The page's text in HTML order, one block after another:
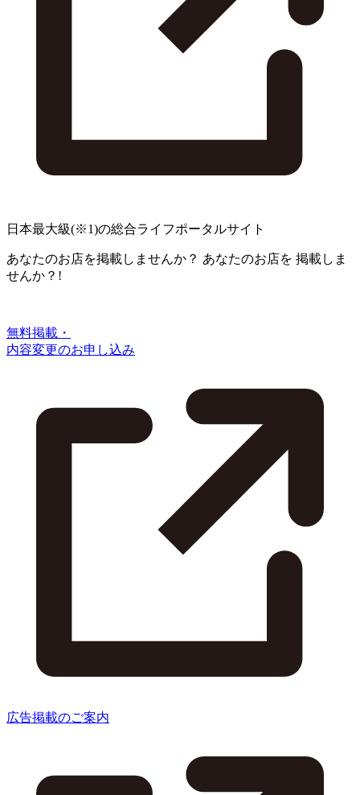
日本最大級(※1)の総合ライフポータルサイト
あなたのお店を掲載しませんか？ あなたのお店を 掲載しま
せんか？!
無料掲載・
内容変更のお申し込み
広告掲載のご案内